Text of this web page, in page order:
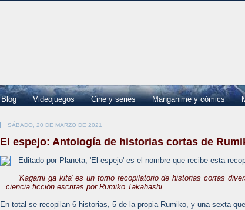
Blog Videojuegos Cine y series Manganime y cómics
SÁBADO, 20 DE MARZO DE 2021
El espejo: Antología de historias cortas de
Editado por Planeta, 'El espejo' es el nombre que recibe esta
'Kagami ga kita' es un tomo recopilatorio de historias cortas
ciencia ficción escritas por Rumiko Takahashi.
En total se recopilan 6 historias, 5 de la propia Rumiko, y una sexta